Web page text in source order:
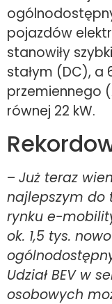
pojazdów
stanowiły
stałym (DC), a
przemiennego
równej 22 kW.
– Już teraz
najlepszym do
rynku e-
ok. 1,5 tys.
Udział BEV w
osobowych